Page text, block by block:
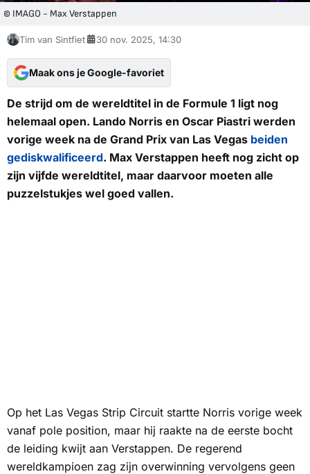
© IMAGO - Max Verstappen
Tim van Sintfiet 30 nov. 2025, 14:30
Maak ons je Google-favoriet
De strijd om de wereldtitel in de Formule 1 ligt nog
helemaal open. Lando Norris en Oscar Piastri werden
vorige week na de Grand Prix van Las Vegas beiden
gediskwalificeerd. Max Verstappen heeft nog zicht op
zijn vijfde wereldtitel, maar daarvoor moeten alle
puzzelstukjes wel goed vallen.
Op het Las Vegas Strip Circuit startte Norris vorige week
vanaf pole position, maar hij raakte na de eerste bocht
de leiding kwijt aan Verstappen. De regerend
wereldkampioen zag zijn overwinning vervolgens geen